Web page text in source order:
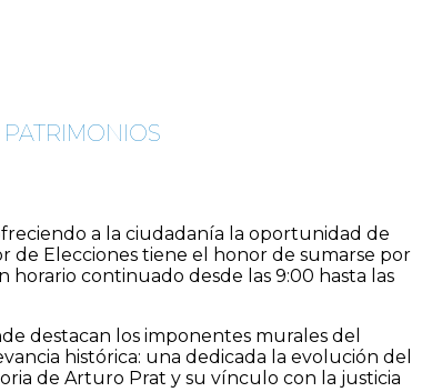
a la ciudadanía la oportunidad de
de Elecciones tiene el honor de sumarse por
horario continuado desde las 9:00 hasta las
destacan los imponentes murales del
histórica: una dedicada la evolución del
de Arturo Prat y su vínculo con la justicia